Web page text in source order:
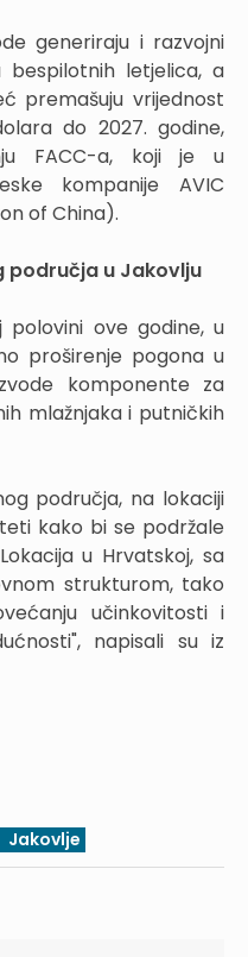
generiraju i razvojni
bespilotnih letjelica, a
premašuju vrijednost
do 2027. godine,
FACC-a, koji je u
kompanije AVIC
of China).
područja u Jakovlju
ove godine, u
proširenje pogona u
komponente za
mlažnjaka i putničkih
područja, na lokaciji
kako bi se podržale
u Hrvatskoj, sa
strukturom, tako
učinkovitosti i
napisali su iz
Jakovlje